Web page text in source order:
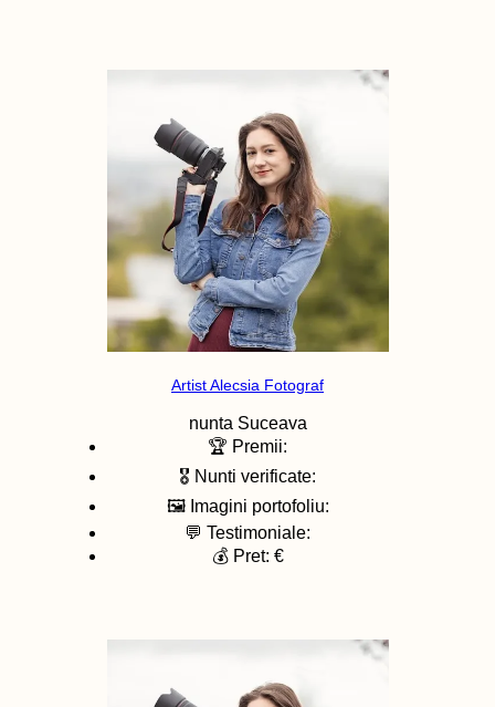
Artist Alecsia Fotograf
nunta Suceava
🏆 Premii:
🎖️ Nunti verificate:
🖼️ Imagini portofoliu:
💬 Testimoniale:
💰 Pret: €